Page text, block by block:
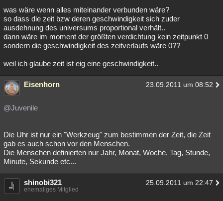
was wäre wenn alles miteinander verbunden wäre?
so dass die zeit bzw deren geschwindigkeit sich zuder
ausdehnung des universums proportional verhält..
dann wäre im moment der größten verdichtung kein zeitpunkt 0
sondern die geschwindigkeit des zeitverlaufs wäre 0??
weil ich glaube zeit ist eig eine geschwindigkeit..
Eisenhorn 23.09.2011 um 08:52
@Juvenile
Die Uhr ist nur ein "Werkzeug" zum bestimmen der Zeit, die Zeit
gab es auch schon vor den Menschen.
Die Menschen definierten nur Jahr, Monat, Woche, Tag, Stunde,
Minute, Sekunde etc...
shinobi321 25.09.2011 um 22:47
ehemaliges Mitglied